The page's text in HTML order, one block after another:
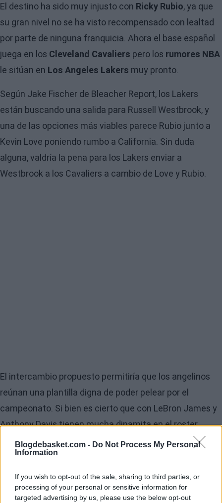
Blogdebasket.com - Do Not Process My Personal
Information
If you wish to opt-out of the sale, sharing to third parties, or
processing of your personal or sensitive information for
targeted advertising by us, please use the below opt-out
El destino ha sido muy injusto con Ricky Rubio, ya que
su gran nivel no se ha visto recompensado con lealtad
por parte de ninguna franquicia. Ahora el base español
juega en los Cleveland Cavaliers pero los rumores NBA
le sitúan en Los Angeles Lakers muy pronto.
Según Jake Fischer de Bleacher Report, los Lakers
están buscando una salida para Russell Westbrook, y
una de las opciones más viables parece Rubio junto a
Kevin Love poniendo rumbo a California. Sin duda
alguna, valdría la pena para los Lakers enviar a
Westbrook a los Cavaliers a cambio de Love y Rubio.
El intercambio propuesto permitiría que los angelinos
reúnan una plantilla digna de poder pelear por el
campeonato. Si bien es cierto que con LeBron James y
Anthony Davis tienen mucha dinamita en el roster,
poder incorporar a un base de tanto nivel y a un viejo
conocido de James sería increíble para Los Angeles.
Ricky Rubio, Top-100 histórico NBA en robos, sumando
uno más con estilo (vía@cavs):